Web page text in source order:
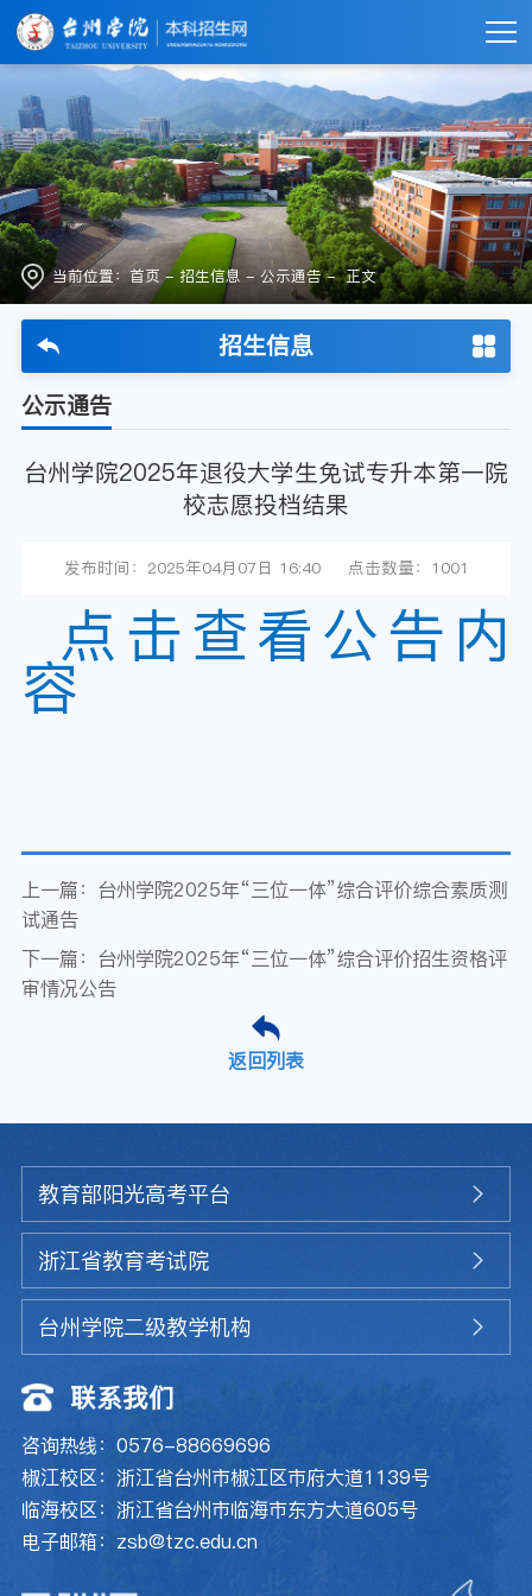
当前位置：首页 - 招生信息 - 公示通告- 正文
招生信息
公示通告
台州学院2025年退役大学生免试专升本第一院
校志愿投档结果
发布时间：2025年04月07日 16:40 点击数量： 1001
点击查看公告内
容
上一篇：台州学院2025年“三位一体”综合评价综合素质测
试通告
下一篇：台州学院2025年“三位一体”综合评价招生资格评
审情况公告
返回列表
教育部阳光高考平台
浙江省教育考试院
台州学院二级教学机构
联系我们
咨询热线：0576-88669696
椒江校区：浙江省台州市椒江区市府大道1139号
临海校区：浙江省台州市临海市东方大道605号
电子邮箱：zsb@tzc.edu.cn